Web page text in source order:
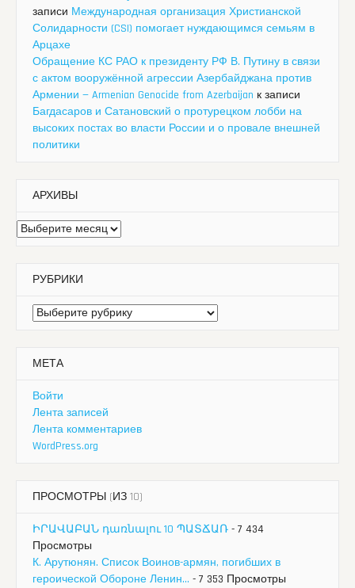
записи Международная организация Христианской
Солидарности (CSI) помогает нуждающимся семьям в
Арцахе
Обращение КС РАО к президенту РФ В. Путину в связи
с актом вооружённой агрессии Азербайджана против
Армении — Armenian Genocide from Azerbaijan к записи
Багдасаров и Сатановский о протурецком лобби на
высоких постах во власти России и о провале внешней
политики
АРХИВЫ
Архивы
РУБРИКИ
Рубрики
МЕТА
Войти
Лента записей
Лента комментариев
WordPress.org
ПРОСМОТРЫ (ИЗ 10)
ԻՐԱՎԱԲԱՆ դառնալու 10 ՊԱՏՃԱՌ - 7 434
Просмотры
К. Арутюнян. Список Воинов-армян, погибших в
героической Обороне Ленин... - 7 353 Просмотры